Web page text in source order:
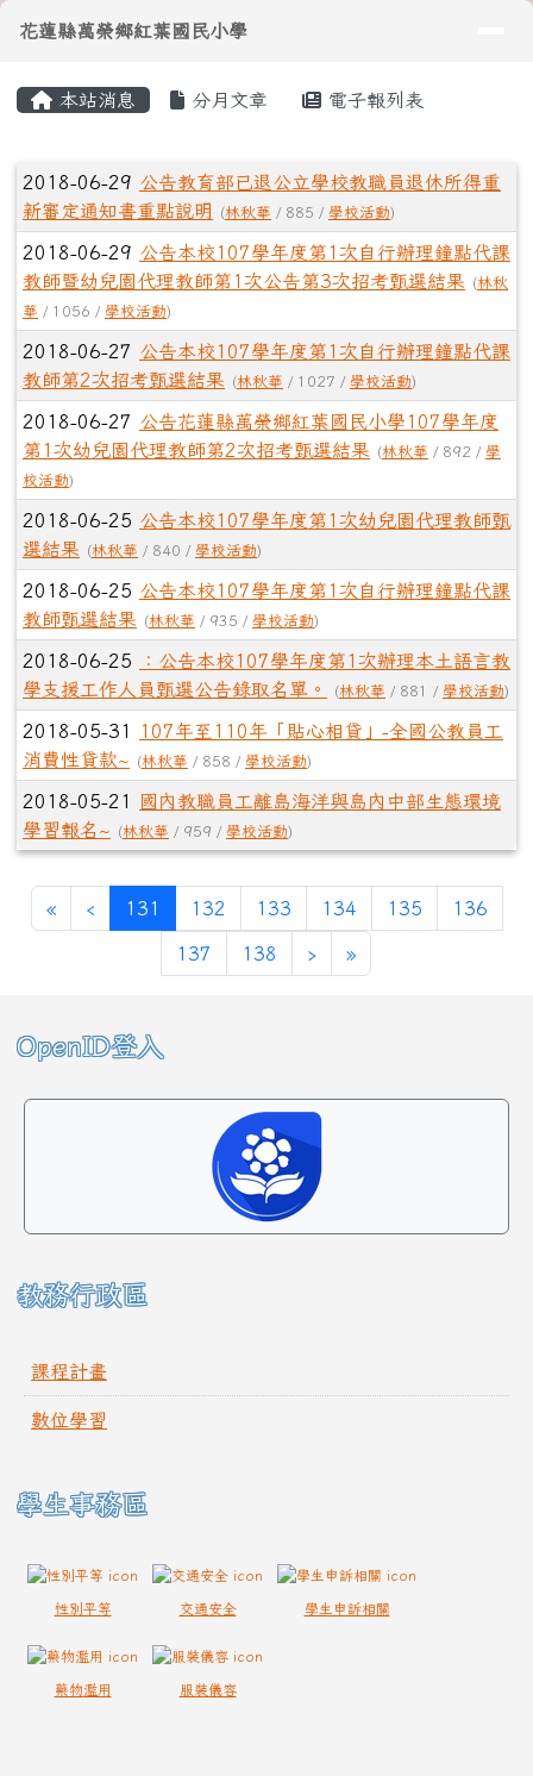
花蓮縣萬榮鄉紅葉國民小學
導覽列
花蓮縣萬榮鄉紅葉國民小學
本站消息 分月文章 電子報列表
文章列表
2018-06-29 公告教育部已退公立學校教職員退休所得重
新審定通知書重點說明
(林秋華 / 885 / 學校活動)
2018-06-29 公告本校107學年度第1次自行辦理鐘點代課
教師暨幼兒園代理教師第1次公告第3次招考甄選結果
(林秋
華 / 1056 / 學校活動)
2018-06-27 公告本校107學年度第1次自行辦理鐘點代課
教師第2次招考甄選結果
(林秋華 / 1027 / 學校活動)
2018-06-27 公告花蓮縣萬榮鄉紅葉國民小學107學年度
第1次幼兒園代理教師第2次招考甄選結果
(林秋華 / 892 / 學
校活動)
2018-06-25 公告本校107學年度第1次幼兒園代理教師甄
選結果
(林秋華 / 840 / 學校活動)
2018-06-25 公告本校107學年度第1次自行辦理鐘點代課
教師甄選結果
(林秋華 / 935 / 學校活動)
2018-06-25
：公告本校107學年度第1次辦理本土語言教
學支援工作人員甄選公告錄取名單。
(林秋華 / 881 / 學校活動)
2018-05-31
107年至110年「貼心相貸」-全國公教員工
消費性貸款~
(林秋華 / 858 / 學校活動)
2018-05-21 國內教職員工離島海洋與島內中部生態環境
學習報名~
(林秋華 / 959 / 學校活動)
«第一頁
‹上一頁
131 (目前頁次)
132 133 134 135 136
137 138 ›下一頁
»最後頁
左邊區域內容
OpenID登入
教務行政區
課程計畫
數位學習
學生事務區
性別平等 交通安全 學生申訴相關
藥物濫用 服裝儀容